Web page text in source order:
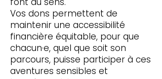
Vos dons permettent de
maintenir une accessibilité
financière équitable, pour que
chacun·e, quel que soit son
parcours, puisse participer à ces
aventures sensibles et